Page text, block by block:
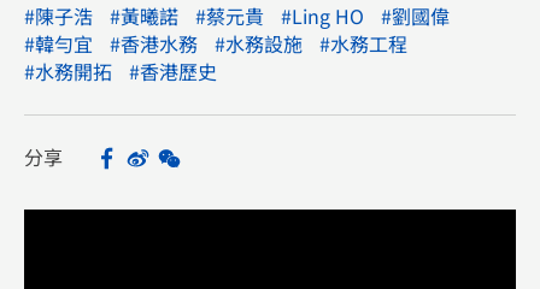
#陳子浩 #黃曦諾 #蔡元貴 #Ling HO
#劉國偉
#韓勻宜
#香港水務 #水務設施 #水務工程
#水務開拓 #香港歷史
分享 Facebook
Sina Weibo
WeChat